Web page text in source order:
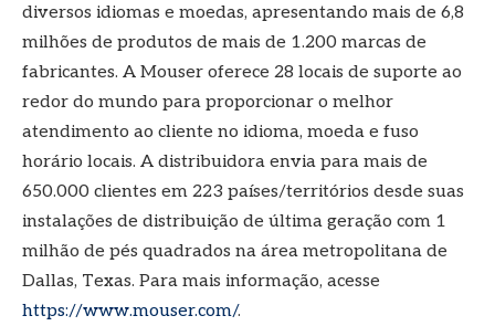
diversos idiomas e moedas, apresentando mais de 6,8
milhões de produtos de mais de 1.200 marcas de
fabricantes. A Mouser oferece 28 locais de suporte ao
redor do mundo para proporcionar o melhor
atendimento ao cliente no idioma, moeda e fuso
horário locais. A distribuidora envia para mais de
650.000 clientes em 223 países/territórios desde suas
instalações de distribuição de última geração com 1
milhão de pés quadrados na área metropolitana de
Dallas, Texas. Para mais informação, acesse
https://www.mouser.com/.